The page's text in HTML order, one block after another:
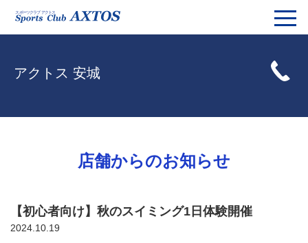
アクトス 安城
店舗からのお知らせ
【初心者向け】秋のスイミング1日体験開催
2024.10.19